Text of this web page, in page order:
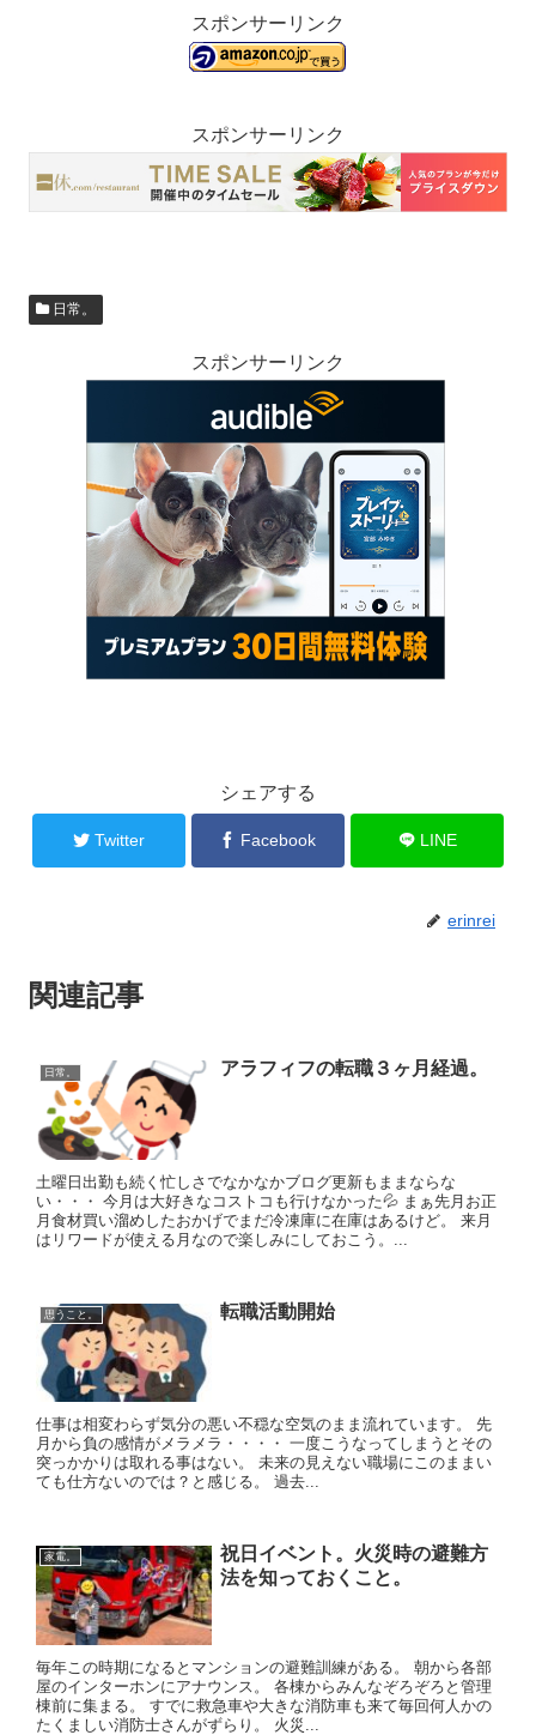
スポンサーリンク
スポンサーリンク
日常。
スポンサーリンク
シェアする
Twitter Facebook LINE
erinrei
関連記事
日常。 アラフィフの転職３ヶ月経過。
土曜日出勤も続く忙しさでなかなかブログ更新もままならな
い・・・ 今月は大好きなコストコも行けなかった💦 まぁ先月お正
月食材買い溜めしたおかげでまだ冷凍庫に在庫はあるけど。 来月
はリワードが使える月なので楽しみにしておこう。...
思うこと。 転職活動開始
仕事は相変わらず気分の悪い不穏な空気のまま流れています。 先
月から負の感情がメラメラ・・・・ 一度こうなってしまうとその
突っかかりは取れる事はない。 未来の見えない職場にこのままい
ても仕方ないのでは？と感じる。 過去...
家電。
祝日イベント。火災時の避難方
法を知っておくこと。
毎年この時期になるとマンションの避難訓練がある。 朝から各部
屋のインターホンにアナウンス。 各棟からみんなぞろぞろと管理
棟前に集まる。 すでに救急車や大きな消防車も来て毎回何人かの
たくましい消防士さんがずらり。 火災...